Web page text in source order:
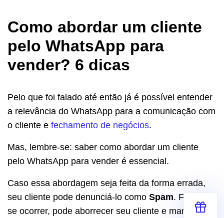
Como abordar um cliente
pelo WhatsApp para
vender? 6 dicas
Pelo que foi falado até então já é possível entender
a relevância do WhatsApp para a comunicação com
o cliente e fechamento de negócios.
Mas, lembre-se: saber como abordar um cliente
pelo WhatsApp para vender é essencial.
Caso essa abordagem seja feita da forma errada,
seu cliente pode denunciá-lo como Spam. Fato que,
se ocorrer, pode aborrecer seu cliente e manchar a